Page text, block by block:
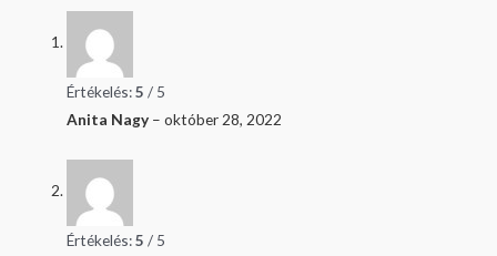
Értékelés:5 / 5
Anita Nagy – október 28, 2022
Értékelés:5 / 5